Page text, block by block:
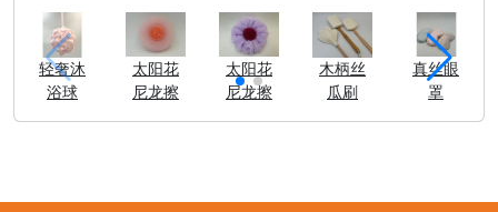
轻奢沐
浴球
太阳花
尼龙擦
太阳花
尼龙擦
木柄丝
瓜刷
真丝眼
罩